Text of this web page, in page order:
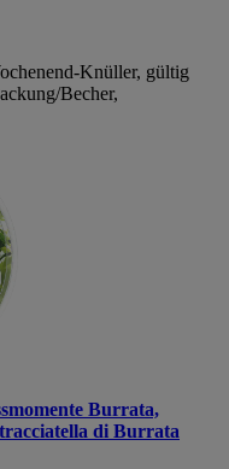
Knüller, gültig
Becher,
Burrata,
di Burrata